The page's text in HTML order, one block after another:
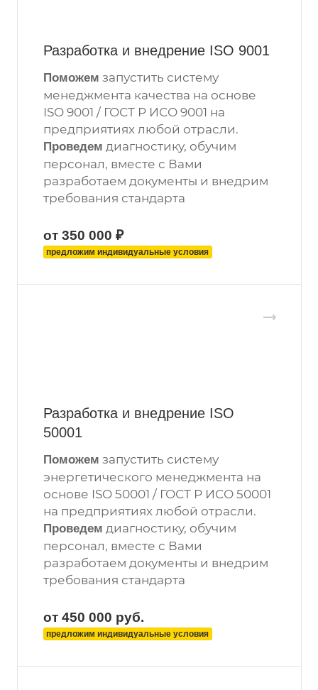
Разработка и внедрение ISO 9001
Поможем запустить систему
менеджмента качества на основе
ISO 9001 / ГОСТ Р ИСО 9001 на
предприятиях любой отрасли.
Проведем диагностику, обучим
персонал, вместе с Вами
разработаем документы и внедрим
требования стандарта
от 350 000 ₽
предложим индивидуальные условия
Разработка и внедрение ISO
50001
Поможем запустить систему
энергетического менеджмента на
основе ISO 50001 / ГОСТ Р ИСО 50001
на предприятиях любой отрасли.
Проведем диагностику, обучим
персонал, вместе с Вами
разработаем документы и внедрим
требования стандарта
от 450 000 руб.
предложим индивидуальные условия